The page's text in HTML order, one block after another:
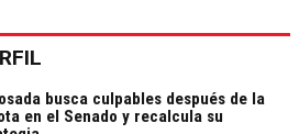
busca culpables después de la
en el Senado y recalcula su